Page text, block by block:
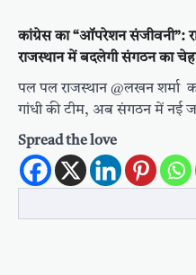
कांग्रेस का “ऑपरेशन संजीवनी”:
राजस्थान में बदलेगी संगठन का
पल पल राजस्थान @लखन शर्मा
गांधी की टीम, अब संगठन में नई
Spread the love